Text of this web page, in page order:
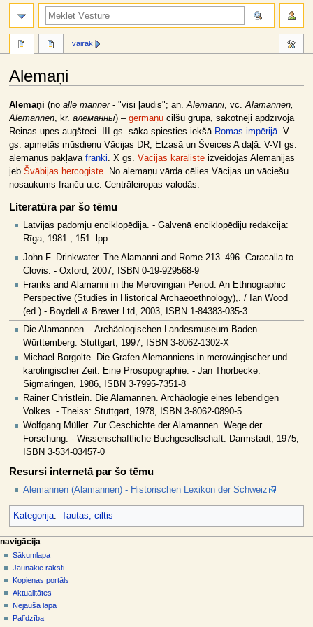
Alemaņi
Jump
to
navigation
Jump
to
search
Alemaņi (no alle manner- "visi ļaudis"; an. Alemanni, vc. Alamannen,
Alemannen, kr. алеманны) – ģermāņucilšu grupa, sākotnēji apdzīvoja
Reinas upes augšteci. III gs. sāka spiesties iekšā Romas impērijā. V
gs. apmetās mūsdienu Vācijas DR, Elzasā un Šveices A daļā. V-VI gs.
alemaņus pakļāva franki . X gs. Vācijas karalistēizveidojās Alemanijas
jeb Švābijas hercogiste. No alemaņu vārda cēlies Vācijas un vāciešu
nosaukums franču u.c. Centrāleiropas valodās.
Literatūra par šo tēmu
Latvijas padomju enciklopēdija. - Galvenā enciklopēdiju redakcija:
Rīga, 1981., 151. lpp.
John F. Drinkwater. The Alamanni and Rome 213–496. Caracalla to
Clovis. - Oxford, 2007, ISBN 0-19-929568-9
Franks and Alamanni in the Merovingian Period: An Ethnographic
Perspective (Studies in Historical Archaeoethnology),. / Ian Wood
(ed.) - Boydell & Brewer Ltd, 2003, ISBN 1-84383-035-3
Die Alamannen. - Archäologischen Landesmuseum Baden-
Württemberg: Stuttgart, 1997, ISBN 3-8062-1302-X
Michael Borgolte. Die Grafen Alemanniens in merowingischer und
karolingischer Zeit. Eine Prosopographie. - Jan Thorbecke:
Sigmaringen, 1986, ISBN 3-7995-7351-8
Rainer Christlein. Die Alamannen. Archäologie eines lebendigen
Volkes. - Theiss: Stuttgart, 1978, ISBN 3-8062-0890-5
Wolfgang Müller. Zur Geschichte der Alamannen. Wege der
Forschung. - Wissenschaftliche Buchgesellschaft: Darmstadt, 1975,
ISBN 3-534-03457-0
Resursi internetā par šo tēmu
Alemannen (Alamannen) - Historischen Lexikon der Schweiz
Kategorija: Tautas, ciltis
N
a
v
g
ā
lapas darbības
raksts
diskusija
skatīt
aplūkot
kodu
vēsture
vairāk
dalībnieka rīki
pieslēgties
navigācija
Sākumlapa
Jaunākie raksti
Kopienas portāls
Aktualitātes
Nejauša lapa
Palīdzība
meklēt